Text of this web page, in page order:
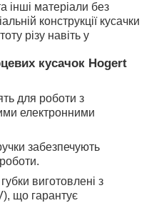
інші матеріали без
конструкції кусачки
різу навіть у
кусачок Hogert
для роботи з
електронними
забезпечують
виготовлені з
що гарантує